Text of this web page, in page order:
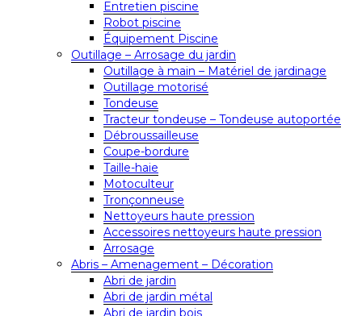
Entretien piscine
Robot piscine
Équipement Piscine
Outillage – Arrosage du jardin
Outillage à main – Matériel de jardinage
Outillage motorisé
Tondeuse
Tracteur tondeuse – Tondeuse autoportée
Débroussailleuse
Coupe-bordure
Taille-haie
Motoculteur
Tronçonneuse
Nettoyeurs haute pression
Accessoires nettoyeurs haute pression
Arrosage
Abris – Amenagement – Décoration
Abri de jardin
Abri de jardin métal
Abri de jardin bois